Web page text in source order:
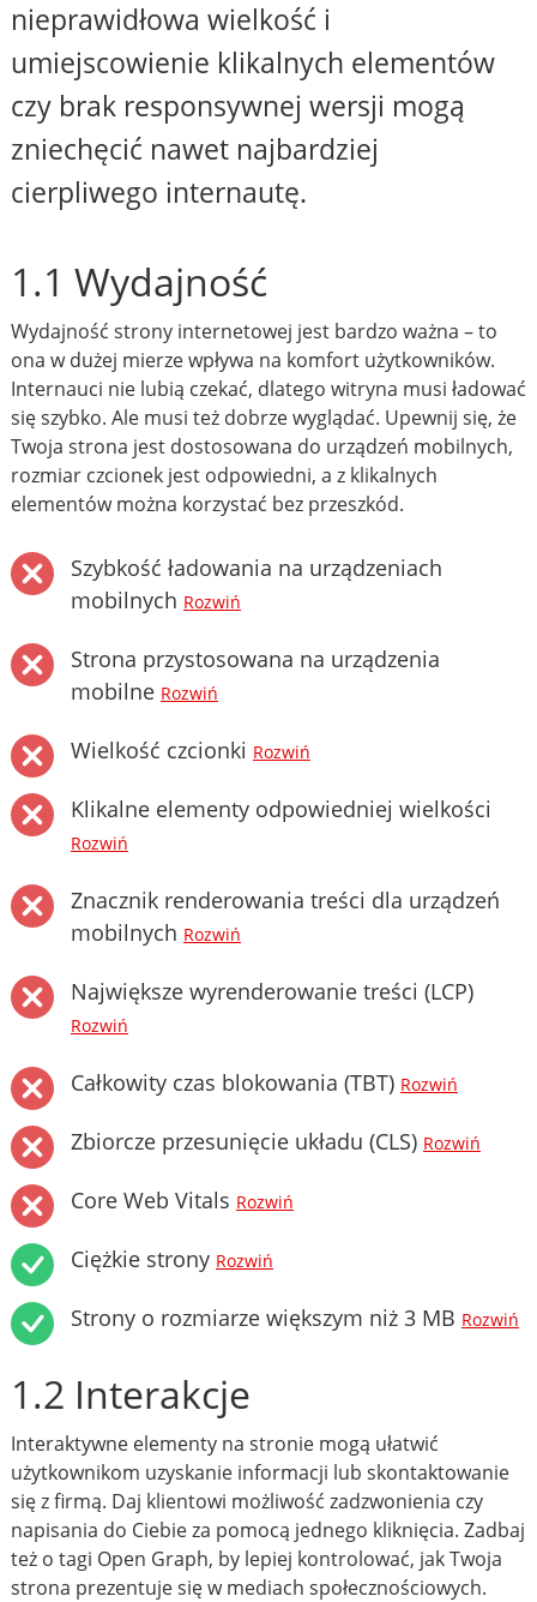
nieprawidłowa wielkość i
umiejscowienie klikalnych elementów
czy brak responsywnej wersji mogą
zniechęcić nawet najbardziej
cierpliwego internautę.
1.1 Wydajność
Wydajność strony internetowej jest bardzo ważna – to
ona w dużej mierze wpływa na komfort użytkowników.
Internauci nie lubią czekać, dlatego witryna musi ładować
się szybko. Ale musi też dobrze wyglądać. Upewnij się, że
Twoja strona jest dostosowana do urządzeń mobilnych,
rozmiar czcionek jest odpowiedni, a z klikalnych
elementów można korzystać bez przeszkód.
Szybkość ładowania na urządzeniach
mobilnych Rozwiń
Strona przystosowana na urządzenia
mobilne Rozwiń
Wielkość czcionki Rozwiń
Klikalne elementy odpowiedniej wielkości
Rozwiń
Znacznik renderowania treści dla urządzeń
mobilnych Rozwiń
Największe wyrenderowanie treści (LCP)
Rozwiń
Całkowity czas blokowania (TBT) Rozwiń
Zbiorcze przesunięcie układu (CLS) Rozwiń
Core Web Vitals Rozwiń
Ciężkie strony Rozwiń
Strony o rozmiarze większym niż 3 MB Rozwiń
1.2 Interakcje
Interaktywne elementy na stronie mogą ułatwić
użytkownikom uzyskanie informacji lub skontaktowanie
się z firmą. Daj klientowi możliwość zadzwonienia czy
napisania do Ciebie za pomocą jednego kliknięcia. Zadbaj
też o tagi Open Graph, by lepiej kontrolować, jak Twoja
strona prezentuje się w mediach społecznościowych.